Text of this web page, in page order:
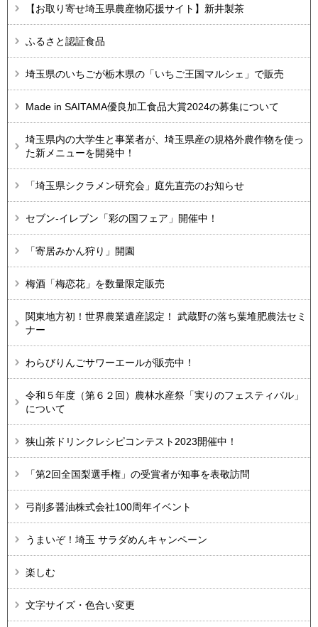
【お取り寄せ埼玉県農産物応援サイト】新井製茶
ふるさと認証食品
埼玉県のいちごが栃木県の「いちご王国マルシェ」で販売
Made in SAITAMA優良加工食品大賞2024の募集について
埼玉県内の大学生と事業者が、埼玉県産の規格外農作物を使っ
た新メニューを開発中！
「埼玉県シクラメン研究会」庭先直売のお知らせ
セブン-イレブン「彩の国フェア」開催中！
「寄居みかん狩り」開園
梅酒「梅恋花」を数量限定販売
関東地方初！世界農業遺産認定！ 武蔵野の落ち葉堆肥農法セミ
ナー
わらびりんごサワーエールが販売中！
令和５年度（第６２回）農林水産祭「実りのフェスティバル」
について
狭山茶ドリンクレシピコンテスト2023開催中！
「第2回全国梨選手権」の受賞者が知事を表敬訪問
弓削多醤油株式会社100周年イベント
うまいぞ！埼玉 サラダめんキャンペーン
楽しむ
文字サイズ・色合い変更